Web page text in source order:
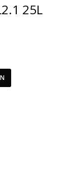
25L